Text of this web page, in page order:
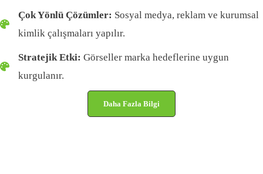
Çok Yönlü Çözümler: Sosyal medya, reklam ve kurumsal
kimlik çalışmaları yapılır.
Stratejik Etki: Görseller marka hedeflerine uygun
kurgulanır.
Daha Fazla Bilgi